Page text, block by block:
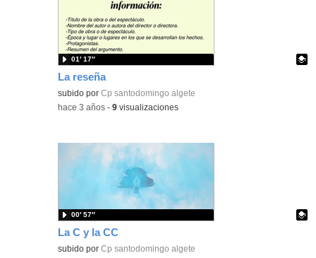
La reseña
Contenido educativo.
subido porCp santodomingo algete
01′ 17″
-hace 3 años -9 visualizaciones
La C y la CC
Contenido educativo.
subido porCp santodomingo algete
00′ 57″